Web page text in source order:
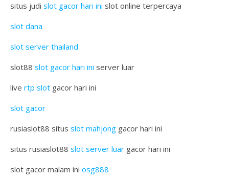
situs judi slot gacor hari ini slot online terpercaya
slot dana
slot server thailand
slot88 slot gacor hari ini server luar
live rtp slot gacor hari ini
slot gacor
rusiaslot88 situs slot mahjong gacor hari ini
situs rusiaslot88 slot server luar gacor hari ini
slot gacor malam ini osg888